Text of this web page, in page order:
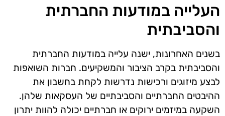
העלייה במודעות החברתית
והסביבתית
בשנים האחרונות, ישנה עלייה במודעות החברתית
והסביבתית בקרב הציבור והמשקיעים. חברות השואפות
לבצע מיזוגים ורכישות נדרשות לקחת בחשבון את
ההיבטים החברתיים והסביבתיים של העסקאות שלהן.
השקעה במיזמים ירוקים או חברתיים יכולה להוות יתרון